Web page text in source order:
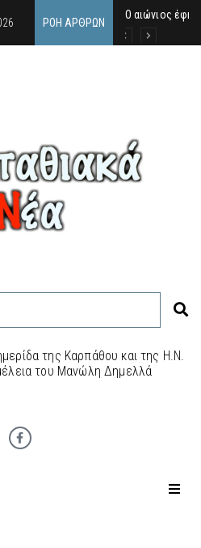
ΡΟΉ ΆΡΘΡΩΝ
Ο αιώνιος
Δικαστική
Άμεση
της Καρπάθου και της Η.Ν.
του Μανώλη Δημελλά